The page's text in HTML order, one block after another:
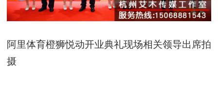
阿里体育橙狮悦动开业典礼现场相关领导出席拍
摄